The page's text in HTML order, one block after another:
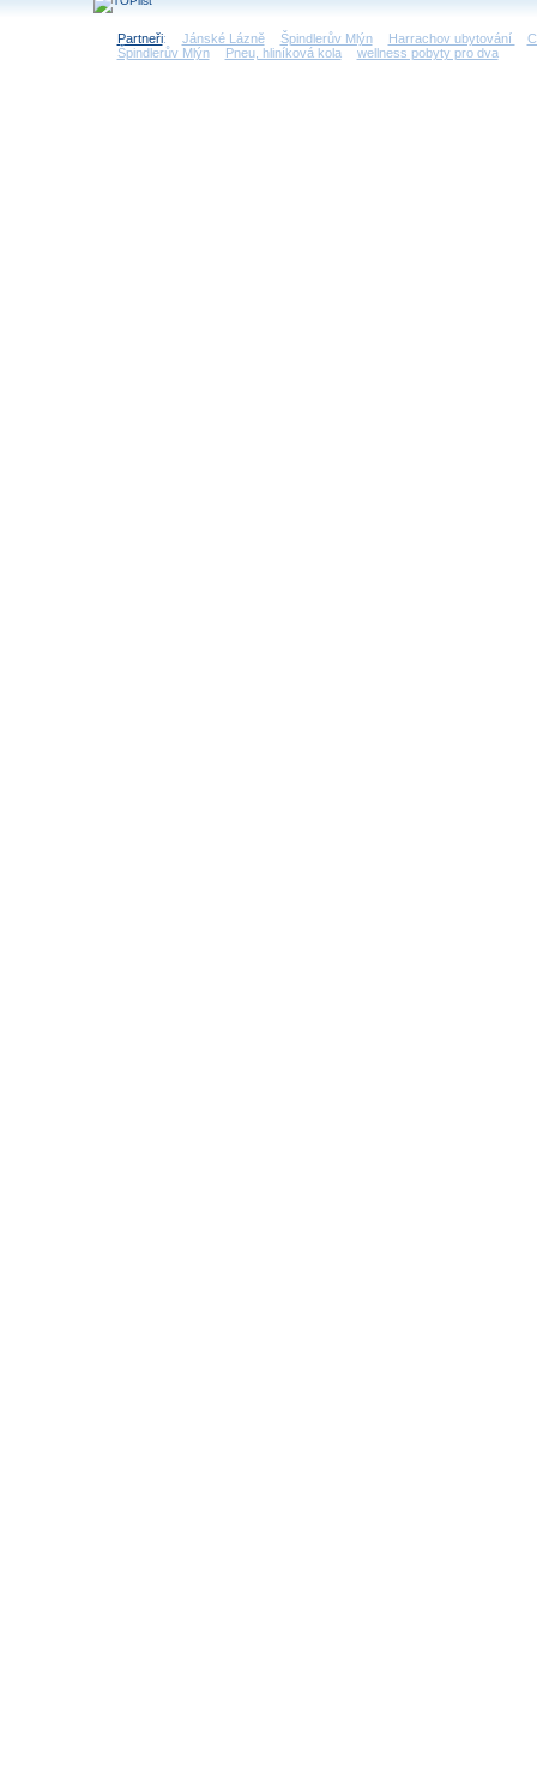
Partneři: Jánské Lázně Špindlerův Mlýn Harrachov ubytování
Špindlerův Mlýn
Pneu, hliníková kola wellness pobyty pro dva